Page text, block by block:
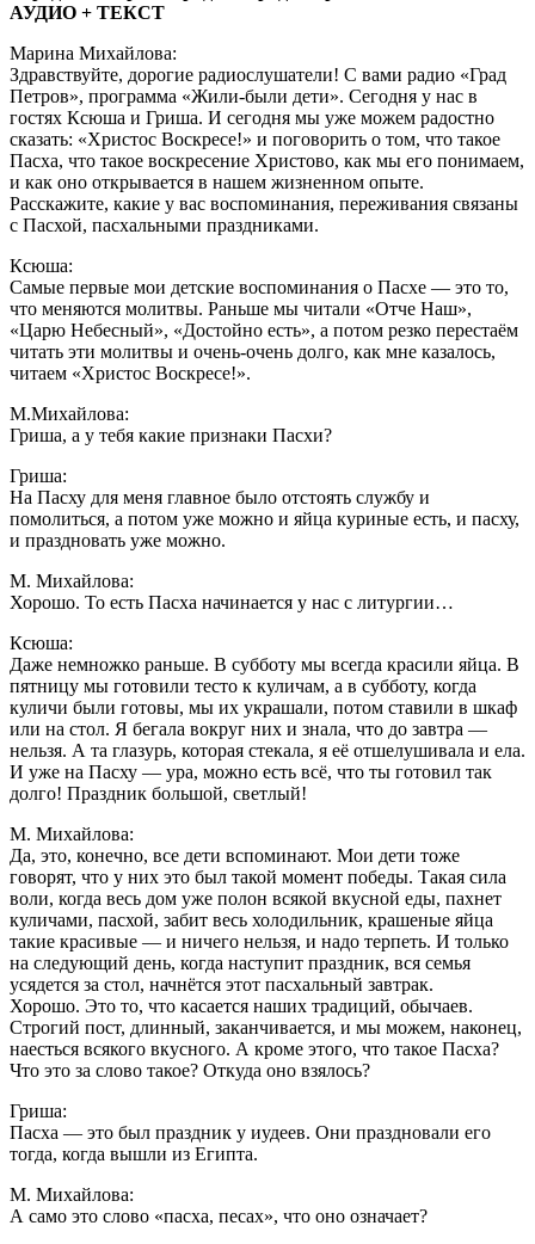
АУДИО + ТЕКСТ
Марина Михайлова:
Здравствуйте, дорогие радиослушатели! С вами радио «Град
Петров», программа «Жили-были дети». Сегодня у нас в
гостях Ксюша и Гриша. И сегодня мы уже можем радостно
сказать: «Христос Воскресе!» и поговорить о том, что такое
Пасха, что такое воскресение Христово, как мы его понимаем,
и как оно открывается в нашем жизненном опыте.
Расскажите, какие у вас воспоминания, переживания связаны
с Пасхой, пасхальными праздниками.
Ксюша:
Самые первые мои детские воспоминания о Пасхе — это то,
что меняются молитвы. Раньше мы читали «Отче Наш»,
«Царю Небесный», «Достойно есть», а потом резко перестаём
читать эти молитвы и очень-очень долго, как мне казалось,
читаем «Христос Воскресе!».
М.Михайлова:
Гриша, а у тебя какие признаки Пасхи?
Гриша:
На Пасху для меня главное было отстоять службу и
помолиться, а потом уже можно и яйца куриные есть, и пасху,
и праздновать уже можно.
М. Михайлова:
Хорошо. То есть Пасха начинается у нас с литургии…
Ксюша:
Даже немножко раньше. В субботу мы всегда красили яйца. В
пятницу мы готовили тесто к куличам, а в субботу, когда
куличи были готовы, мы их украшали, потом ставили в шкаф
или на стол. Я бегала вокруг них и знала, что до завтра —
нельзя. А та глазурь, которая стекала, я её отшелушивала и ела.
И уже на Пасху — ура, можно есть всё, что ты готовил так
долго! Праздник большой, светлый!
М. Михайлова:
Да, это, конечно, все дети вспоминают. Мои дети тоже
говорят, что у них это был такой момент победы. Такая сила
воли, когда весь дом уже полон всякой вкусной еды, пахнет
куличами, пасхой, забит весь холодильник, крашеные яйца
такие красивые — и ничего нельзя, и надо терпеть. И только
на следующий день, когда наступит праздник, вся семья
усядется за стол, начнётся этот пасхальный завтрак.
Хорошо. Это то, что касается наших традиций, обычаев.
Строгий пост, длинный, заканчивается, и мы можем, наконец,
наесться всякого вкусного. А кроме этого, что такое Пасха?
Что это за слово такое? Откуда оно взялось?
Гриша:
Пасха — это был праздник у иудеев. Они праздновали его
тогда, когда вышли из Египта.
М. Михайлова:
А само это слово «пасха, песах», что оно означает?